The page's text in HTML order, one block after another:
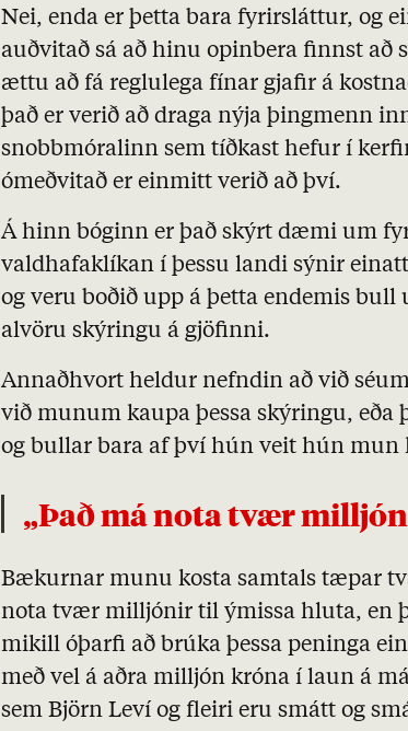
Nei, enda er þetta bara fyrirsláttur, og
auðvitað sá að hinu opinbera finnst að
ættu að fá reglulega fínar gjafir á
það er verið að draga nýja þingmenn
snobbmóralinn sem tíðkast hefur í
ómeðvitað er einmitt verið að því.
Á hinn bóginn er það skýrt dæmi um
valdhafaklíkan í þessu landi sýnir
og veru boðið upp á þetta endemis
alvöru skýringu á gjöfinni.
Annaðhvort heldur nefndin að við
við munum kaupa þessa skýringu, eða
og bullar bara af því hún veit hún mun
„Það má nota tvær
Bækurnar munu kosta samtals tæpar
nota tvær milljónir til ýmissa hluta, en
mikill óþarfi að brúka þessa peninga
með vel á aðra milljón króna í laun á
sem Björn Leví og fleiri eru smátt og